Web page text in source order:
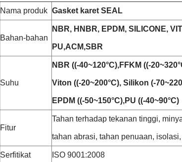
Nama produk Gasket karet SEAL
Bahan-bahan
NBR, HNBR, EPDM, SILICONE,
PU,ACM,SBR
Suhu
NBR ((-40~120°C),FFKM ((-
Viton ((-20~200°C), Silikon (-
EPDM ((-50~150°C),PU ((-40~90°C)
Fitur
Tahan terhadap tekanan tinggi,
tahan abrasi, tahan penuaan,
Serfitikat ISO 9001:2008